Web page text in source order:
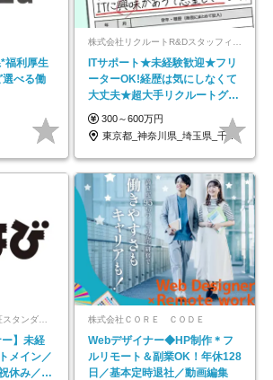
福利厚生
べる働
株式会社リクルートR&Dスタッフィング【リクルートグループ】
ITサポート★未経験歓迎★フリ
ーターOK!経歴は気にしなくて
大丈夫★超大手リクルートグル
ープの正社員/sg
300～600万円
東京都_神奈川県_埼玉県_千葉県_大阪府…
株式会社ぐるなび （東証スタンダード上場）
ー】未経
メイン／
休み／東
株式会社ＣＯＲＥ ＣＯＤＥ
Webデザイナー◆HP制作＊フ
ルリモート＆副業OK！年休128
日／基本定時退社／動画編集